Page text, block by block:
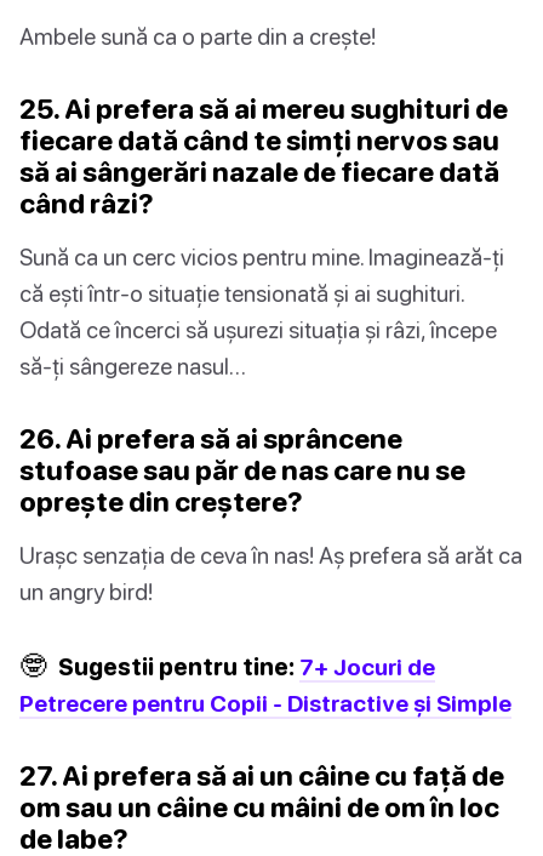
Ambele sună ca o parte din a crește!
25. Ai prefera să ai mereu sughituri de
fiecare dată când te simți nervos sau
să ai sângerări nazale de fiecare dată
când râzi?
Sună ca un cerc vicios pentru mine. Imaginează-ți
că ești într-o situație tensionată și ai sughituri.
Odată ce încerci să ușurezi situația și râzi, începe
să-ți sângereze nasul…
26. Ai prefera să ai sprâncene
stufoase sau păr de nas care nu se
oprește din creștere?
Urașc senzația de ceva în nas! Aș prefera să arăt ca
un angry bird!
🤓 Sugestii pentru tine: 7+ Jocuri de
Petrecere pentru Copii - Distractive și Simple
27. Ai prefera să ai un câine cu față de
om sau un câine cu mâini de om în loc
de labe?